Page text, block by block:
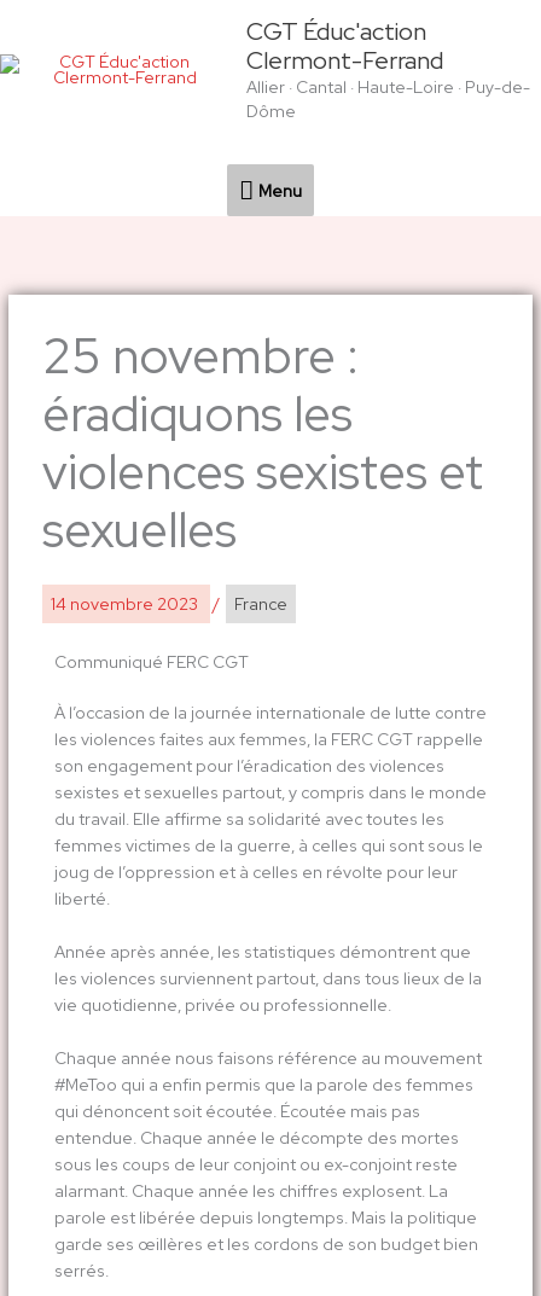
contenu
CGT Éduc'action
Clermont-Ferrand
Allier · Cantal · Haute-Loire · Puy-de-
Dôme
Menu
Menu
25 novembre :
éradiquons les
violences sexistes et
sexuelles
14 novembre 2023 / France
Communiqué FERC CGT
À l’occasion de la journée internationale de lutte contre
les violences faites aux femmes, la FERC CGT rappelle
son engagement pour l’éradication des violences
sexistes et sexuelles partout, y compris dans le monde
du travail. Elle affirme sa solidarité avec toutes les
femmes victimes de la guerre, à celles qui sont sous le
joug de l’oppression et à celles en révolte pour leur
liberté.
Année après année, les statistiques démontrent que
les violences surviennent partout, dans tous lieux de la
vie quotidienne, privée ou professionnelle.
Chaque année nous faisons référence au mouvement
#MeToo qui a enfin permis que la parole des femmes
qui dénoncent soit écoutée. Écoutée mais pas
entendue. Chaque année le décompte des mortes
sous les coups de leur conjoint ou ex-conjoint reste
alarmant. Chaque année les chiffres explosent. La
parole est libérée depuis longtemps. Mais la politique
garde ses œillères et les cordons de son budget bien
serrés.